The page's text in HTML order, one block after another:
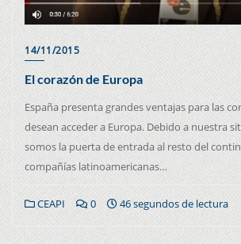
14/11/2015
El corazón de Europa
España presenta grandes ventajas para las
desean acceder a Europa. Debido a nuestra
somos la puerta de entrada al resto del
compañías latinoamericanas…
CEAPI 0 46 segundos de lectura